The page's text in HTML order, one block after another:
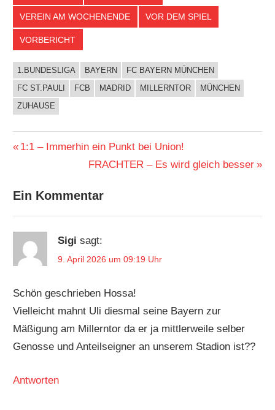
VEREIN AM WOCHENENDE VOR DEM SPIEL
VORBERICHT
1.BUNDESLIGA BAYERN
FC BAYERN MÜNCHEN
FC ST.PAULI
FCB MADRID MILLERNTOR
MÜNCHEN
ZUHAUSE
Beitragsnavigation
Vorheriger
1:1 – Immerhin ein Punkt bei Union!
Nächster
FRACHTER – Es wird gleich besser
Ein Kommentar
Sigi sagt:
9. April 2026 um 09:19 Uhr
Schön geschrieben Hossa!
Vielleicht mahnt Uli diesmal seine Bayern zur
Mäßigung am Millerntor da er ja mittlerweile selber
Genosse und Anteilseigner an unserem Stadion ist??
Antworten